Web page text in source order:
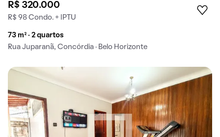
R$ 320.000
R$ 98 Condo. + IPTU
73 m² · 2 quartos
Rua Juparanã, Concórdia · Belo Horizonte